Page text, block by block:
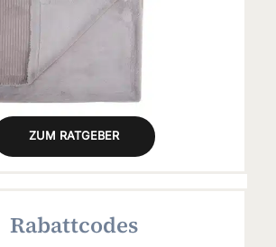
ZUM RATGEBER
Rabattcodes